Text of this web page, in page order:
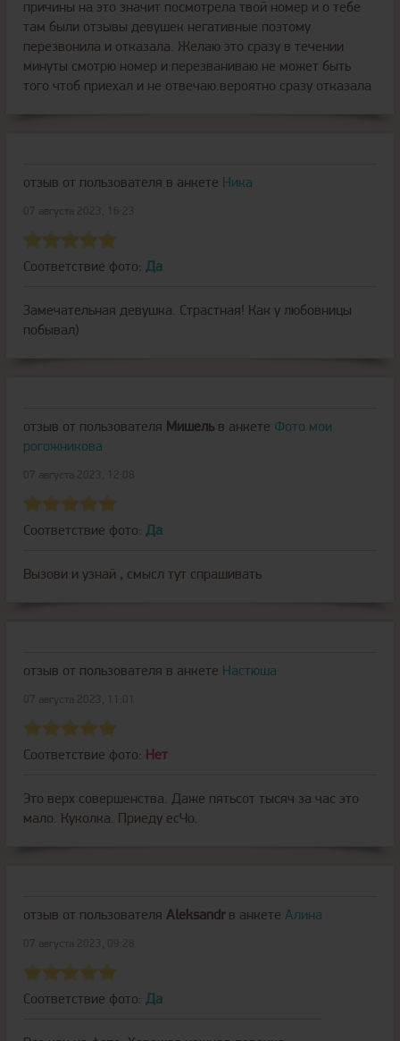
причины на это значит посмотрела твой номер и о тебе
там были отзывы девушек негативные поэтому
перезвонила и отказала. Желаю это сразу в течении
минуты смотрю номер и перезваниваю не может быть
того чтоб приехал и не отвечаю.вероятно сразу отказала
отзыв от пользователя в анкете Ника
Соответствие фото: Да
Замечательная девушка. Страстная! Как у любовницы
побывал)
отзыв от пользователя Мишельв анкете Фото мои
рогожникова
Соответствие фото: Да
Вызови и узнай , смысл тут спрашивать
отзыв от пользователя в анкете Настюша
Соответствие фото: Нет
Это верх совершенства. Даже пятьсот тысяч за час это
мало. Куколка. Приеду есЧо.
отзыв от пользователя Aleksandrв анкете Алина
Соответствие фото: Да